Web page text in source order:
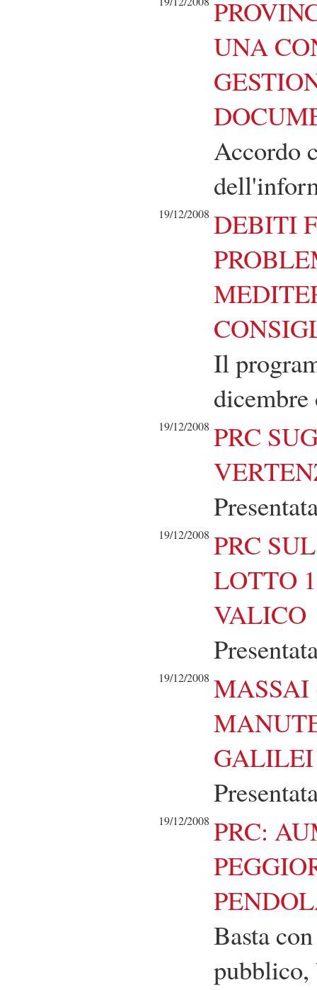
UNA
Accordo
19/12/2008 DEBITI
Il
19/12/2008 PRC
19/12/2008 PRC
LOTTO
VALICO
19/12/2008
19/12/2008 PRC:
Basta